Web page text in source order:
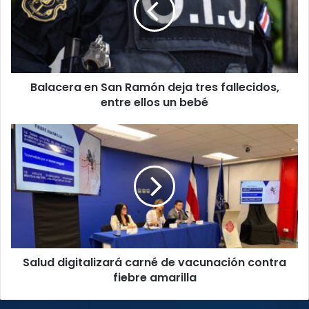
deja
tres
entre
ellos
Balacera en San Ramón deja tres fallecidos,
entre ellos un bebé
Salud
digitalizará
carné
de
vacunación
contra
fiebre
amarilla
Salud digitalizará carné de vacunación contra
fiebre amarilla